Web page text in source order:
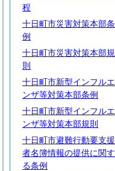
程
十日町市災害対策本部条
例
十日町市災害対策本部規
則
十日町市新型インフルエ
ンザ等対策本部条例
十日町市新型インフルエ
ンザ等対策本部規則
十日町市避難行動要支援
者名簿情報の提供に関す
る条例